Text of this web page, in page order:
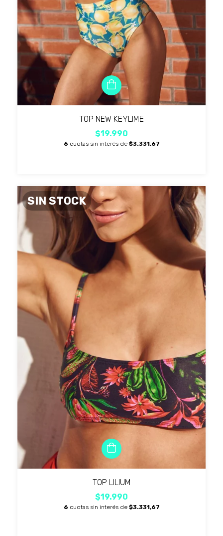
TOP NEW KEYLIME
$19.990
6 cuotas sin interés de $3.331,67
SIN STOCK
TOP LILIUM
$19.990
6 cuotas sin interés de $3.331,67